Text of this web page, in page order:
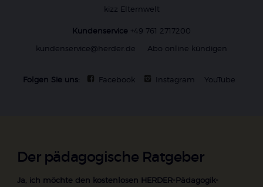
kizz Elternwelt
Kundenservice +49 761 2717200
kundenservice@herder.de
Abo online kündigen
Folgen Sie uns: Facebook Instagram YouTube
Der pädagogische Ratgeber
Ja, ich möchte den kostenlosen HERDER-Pädagogik-